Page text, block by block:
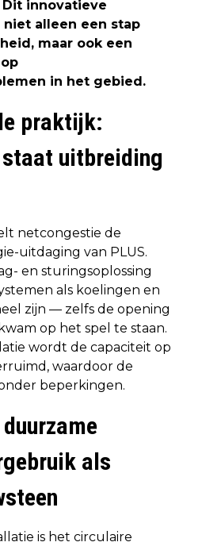
Dit innovatieve
alleen een stap
maar ook een
in het gebied.
praktijk:
uitbreiding
netcongestie de
uitdaging van PLUS.
en sturingsoplossing
als koelingen en
zijn — zelfs de opening
op het spel te staan.
wordt de capaciteit op
waardoor de
beperkingen.
als
is het circulaire